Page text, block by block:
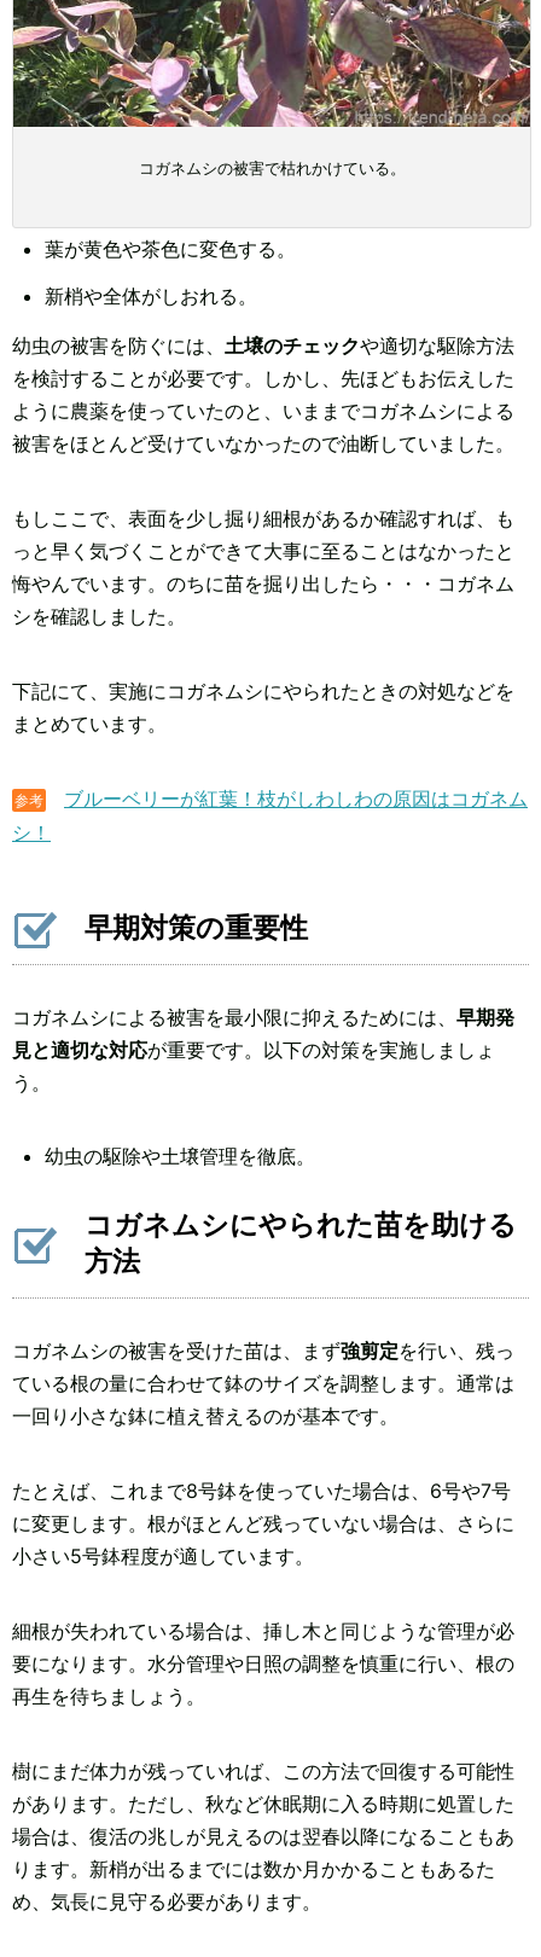
コガネムシの被害で枯れかけている。
葉が黄色や茶色に変色する。
新梢や全体がしおれる。
幼虫の被害を防ぐには、 土壌のチェックや適切な駆除方法
を検討することが必要です。しかし、先ほどもお伝えした
ように農薬を使っていたのと、いままでコガネムシによる
被害をほとんど受けていなかったので油断していました。
もしここで、表面を少し掘り細根があるか確認すれば、も
っと早く気づくことができて大事に至ることはなかったと
悔やんでいます。のちに苗を掘り出したら・・・コガネム
シを確認しました。
下記にて、実施にコガネムシにやられたときの対処などを
まとめています。
参考
ブルーベリーが紅葉！枝がしわしわの原因はコガネム
シ！
早期対策の重要性
コガネムシによる被害を最小限に抑えるためには、 早期発
見と適切な対応が重要です。以下の対策を実施しましょ
う。
幼虫の駆除や土壌管理を徹底。
コガネムシにやられた苗を助ける
方法
コガネムシの被害を受けた苗は、まず強剪定を行い、残っ
ている根の量に合わせて鉢のサイズを調整します。通常は
一回り小さな鉢に植え替えるのが基本です。
たとえば、これまで8号鉢を使っていた場合は、6号や7号
に変更します。根がほとんど残っていない場合は、さらに
小さい5号鉢程度が適しています。
細根が失われている場合は、挿し木と同じような管理が必
要になります。水分管理や日照の調整を慎重に行い、根の
再生を待ちましょう。
樹にまだ体力が残っていれば、この方法で回復する可能性
があります。ただし、秋など休眠期に入る時期に処置した
場合は、復活の兆しが見えるのは翌春以降になることもあ
ります。新梢が出るまでには数か月かかることもあるた
め、気長に見守る必要があります。